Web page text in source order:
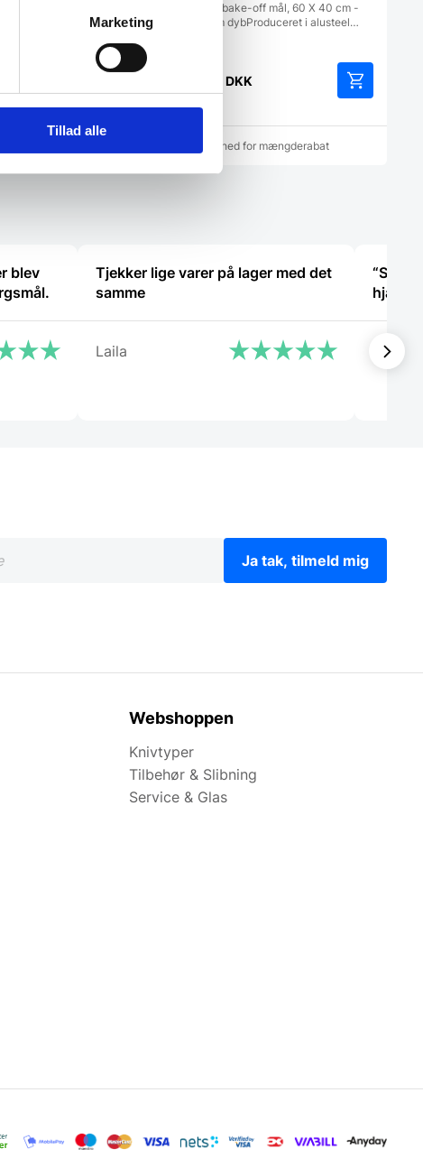
Marketing
Tillad alle
er ideel til både
Bakke i bake-off mål, 60 X 40 cm -
ca. 4 cm dybProduceret i alusteel…
DKK
Mulighed for mængderabat
blev
Tjekker lige varer på lager med det
samme
Laila
“Sød
Ja tak, tilmeld mig
Webshoppen
Knivtyper
Tilbehør & Slibning
Service & Glas